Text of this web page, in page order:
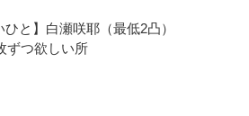
ひと】白瀬咲耶（最低2凸）
ずつ欲しい所